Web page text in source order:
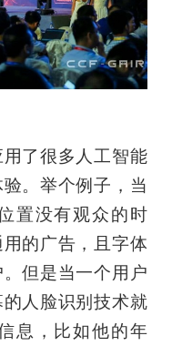
了很多人工智能
。举个例子，当
置没有观众的时
的广告，且字体
但是当一个用户
人脸识别技术就
息，比如他的年